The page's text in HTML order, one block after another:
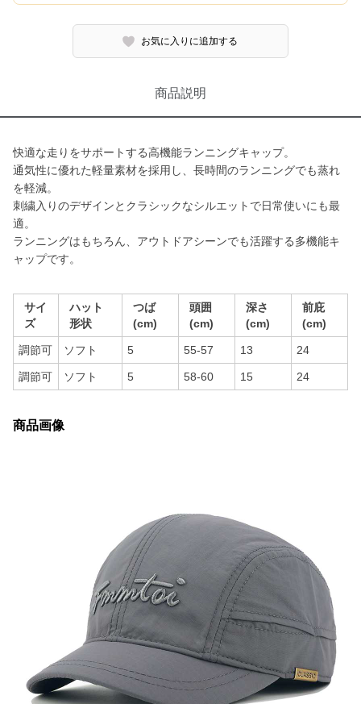
お気に入りに追加する
商品説明
快適な走りをサポートする高機能ランニングキャップ。
通気性に優れた軽量素材を採用し、長時間のランニングでも蒸れ
を軽減。
刺繍入りのデザインとクラシックなシルエットで日常使いにも最
適。
ランニングはもちろん、アウトドアシーンでも活躍する多機能キ
ャップです。
サイ
ズ
ハット
形状
つば
(cm)
頭囲
(cm)
深さ
(cm)
前庇
(cm)
調節可 ソフト 5 55-57 13 24
調節可 ソフト 5 58-60 15 24
商品画像